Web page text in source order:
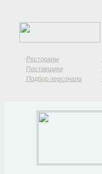
Рестораны
Поставщики
Подбор персонала